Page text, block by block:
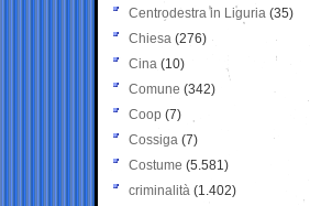
Centrodestra in Liguria (35)
Chiesa (276)
Cina (10)
Comune (342)
Coop (7)
Cossiga (7)
Costume (5.581)
criminalità (1.402)